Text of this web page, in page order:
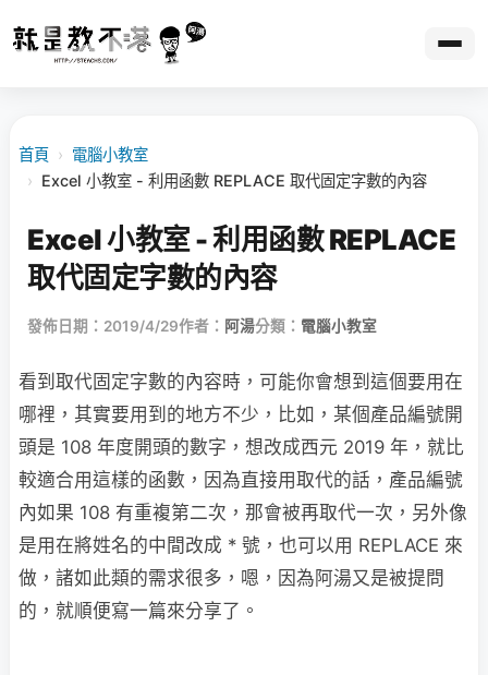
首頁 › 電腦小教室
› Excel 小教室 - 利用函數 REPLACE 取代固定字數的內容
Excel 小教室 - 利用函數 REPLACE
取代固定字數的內容
發佈日期：2019/4/29作者： 阿湯分類： 電腦小教室
看到取代固定字數的內容時，可能你會想到這個要用在
哪裡，其實要用到的地方不少，比如，某個產品編號開
頭是 108 年度開頭的數字，想改成西元 2019 年，就比
較適合用這樣的函數，因為直接用取代的話，產品編號
內如果 108 有重複第二次，那會被再取代一次，另外像
是用在將姓名的中間改成 * 號，也可以用 REPLACE 來
做，諸如此類的需求很多，嗯，因為阿湯又是被提問
的，就順便寫一篇來分享了。